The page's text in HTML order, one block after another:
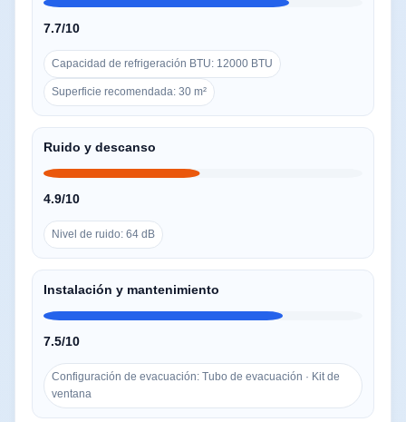
7.7/10
Capacidad de refrigeración BTU: 12000 BTU
Superficie recomendada: 30 m²
Ruido y descanso
4.9/10
Nivel de ruido: 64 dB
Instalación y mantenimiento
7.5/10
Configuración de evacuación: Tubo de evacuación · Kit de
ventana